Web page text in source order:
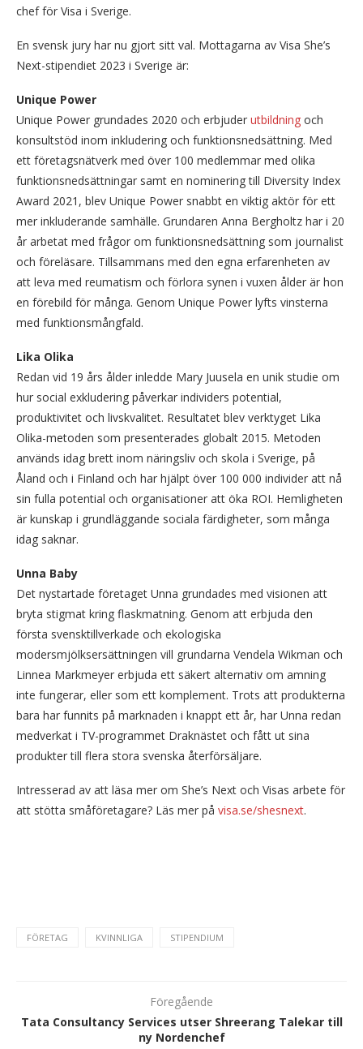
chef för Visa i Sverige.
En svensk jury har nu gjort sitt val. Mottagarna av Visa She’s
Next-stipendiet 2023 i Sverige är:
Unique Power
Unique Power grundades 2020 och erbjuder utbildning och
konsultstöd inom inkludering och funktionsnedsättning. Med
ett företagsnätverk med över 100 medlemmar med olika
funktionsnedsättningar samt en nominering till Diversity Index
Award 2021, blev Unique Power snabbt en viktig aktör för ett
mer inkluderande samhälle. Grundaren Anna Bergholtz har i 20
år arbetat med frågor om funktionsnedsättning som journalist
och föreläsare. Tillsammans med den egna erfarenheten av
att leva med reumatism och förlora synen i vuxen ålder är hon
en förebild för många. Genom Unique Power lyfts vinsterna
med funktionsmångfald.
Lika Olika
Redan vid 19 års ålder inledde Mary Juusela en unik studie om
hur social exkludering påverkar individers potential,
produktivitet och livskvalitet. Resultatet blev verktyget Lika
Olika-metoden som presenterades globalt 2015. Metoden
används idag brett inom näringsliv och skola i Sverige, på
Åland och i Finland och har hjälpt över 100 000 individer att nå
sin fulla potential och organisationer att öka ROI. Hemligheten
är kunskap i grundläggande sociala färdigheter, som många
idag saknar.
Unna Baby
Det nystartade företaget Unna grundades med visionen att
bryta stigmat kring flaskmatning. Genom att erbjuda den
första svensktillverkade och ekologiska
modersmjölksersättningen vill grundarna Vendela Wikman och
Linnea Markmeyer erbjuda ett säkert alternativ om amning
inte fungerar, eller som ett komplement. Trots att produkterna
bara har funnits på marknaden i knappt ett år, har Unna redan
medverkat i TV-programmet Draknästet och fått ut sina
produkter till flera stora svenska återförsäljare.
Intresserad av att läsa mer om She’s Next och Visas arbete för
att stötta småföretagare? Läs mer på visa.se/shesnext.
FÖRETAG KVINNLIGA STIPENDIUM
Föregående
Tata Consultancy Services utser Shreerang Talekar till
ny Nordenchef